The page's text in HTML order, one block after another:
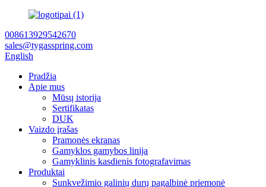
008613929542670
sales@tygasspring.com
English
Pradžia
Apie mus
Mūsų istorija
Sertifikatas
DUK
Vaizdo įrašas
Pramonės ekranas
Gamyklos gamybos linija
Gamyklinis kasdienis fotografavimas
Produktai
Sunkvežimio galinių durų pagalbinė priemonė